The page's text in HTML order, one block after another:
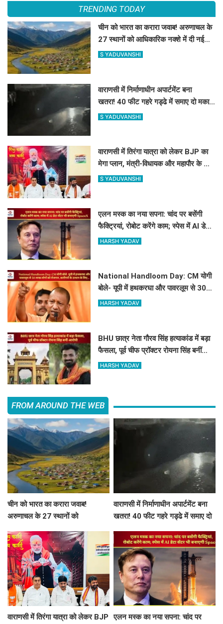
TRENDING TODAY
चीन को भारत का करारा जवाब! अरुणाचल के
27 स्थानों को आधिकारिक नक्शे में दी नई
पहचान
S YADUVANSHI
वाराणसी में निर्माणाधीन अपार्टमेंट बना
खतरा! 40 फीट गहरे गड्ढे में समाए दो मकानों
के हिस्से, तीन लोग हिरासत में
S YADUVANSHI
वाराणसी में तिरंगा यात्रा को लेकर BJP का
मेगा प्लान, मंत्री-विधायक और महापौर के साथ
बनी रणनीति
S YADUVANSHI
एलन मस्क का नया सपना: चांद पर बसेंगी
फैक्ट्रियां, रोबोट करेंगे काम; स्पेस में AI डेटा
सेंटर भी बनाएगी SpaceX
HARSH YADAV
National Handloom Day: CM योगी
बोले- यूपी में हथकरघा और पावरलूम से 30
लाख लोगों को रोजगार, कारीगरों के उत्थान के
HARSH YADAV
BHU छात्र नेता गौरव सिंह हत्याकांड में बड़ा
फैसला, पूर्व चीफ प्रॉक्टर रोयना सिंह बनीं
आरोपी
HARSH YADAV
FROM AROUND THE WEB
चीन को भारत का करारा जवाब!
अरुणाचल के 27 स्थानों को
वाराणसी में निर्माणाधीन अपार्टमेंट बना
खतरा! 40 फीट गहरे गड्ढे में समाए दो
वाराणसी में तिरंगा यात्रा को लेकर BJP
एलन मस्क का नया सपना: चांद पर